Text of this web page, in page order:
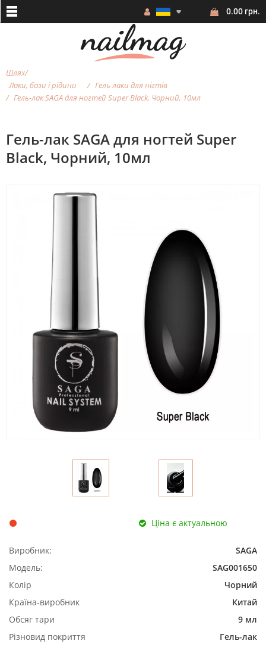
0.00 грн.
Шлях
Лаки, бази і рідини
Гель лаки для нігтів
Гель-лак SAGA для ногтей Super Black, Чорний, 10мл
Гель-лак SAGA для ногтей Super
Black, Чорний, 10мл
Ціна є актуальною
Виробник:
SAGA
Модель:
SAG001650
Колір
Чорний
Країна-виробник
Китай
Обсяг тари
9 мл
Різновид покриття
Гель-лак